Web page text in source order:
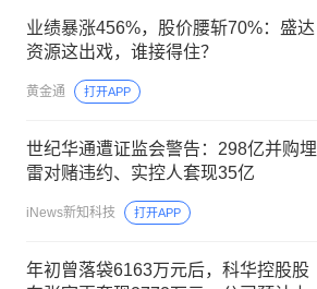
业绩暴涨456%，股价腰斩70%：盛达
资源这出戏，谁接得住？
黄金通 打开APP
世纪华通遭证监会警告：298亿并购埋
雷对赌违约、实控人套现35亿
iNews新知科技 打开APP
年初曾落袋6163万元后，科华控股股